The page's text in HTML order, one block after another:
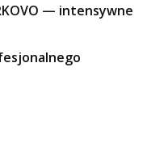
— intensywne